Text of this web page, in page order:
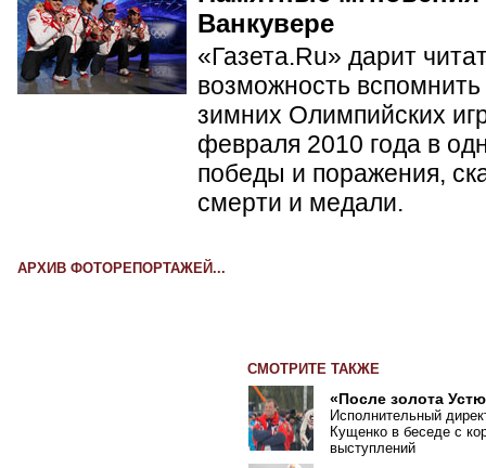
Ванкувере
«Газета.Ru» дарит
возможность
зимних Олимпийских
февраля 2010 года в
победы и поражения,
смерти и медали.
АРХИВ ФОТОРЕПОРТАЖЕЙ...
СМОТРИТЕ ТАКЖЕ
«После золота
Исполнительный
Кущенко в беседе с
выступлений